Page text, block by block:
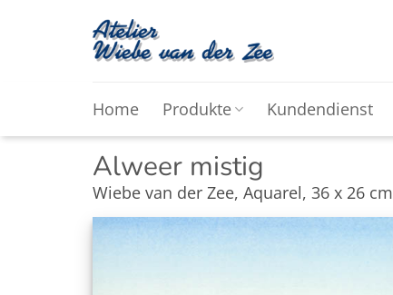
Home Produkte Kundendienst
Alweer mistig
Wiebe van der Zee, Aquarel, 36 x 26 cm